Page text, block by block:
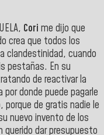
Cori me dijo que
crea que todos los
clandestinidad, cuando
pestañas. En su
de reactivar la
donde puede pagarle
porque de gratis nadie le
nuevo invento de los
querido dar presupuesto